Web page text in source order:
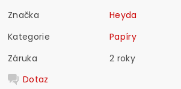
Značka
Heyda
Kategorie
Papíry
Záruka
2 roky
Dotaz